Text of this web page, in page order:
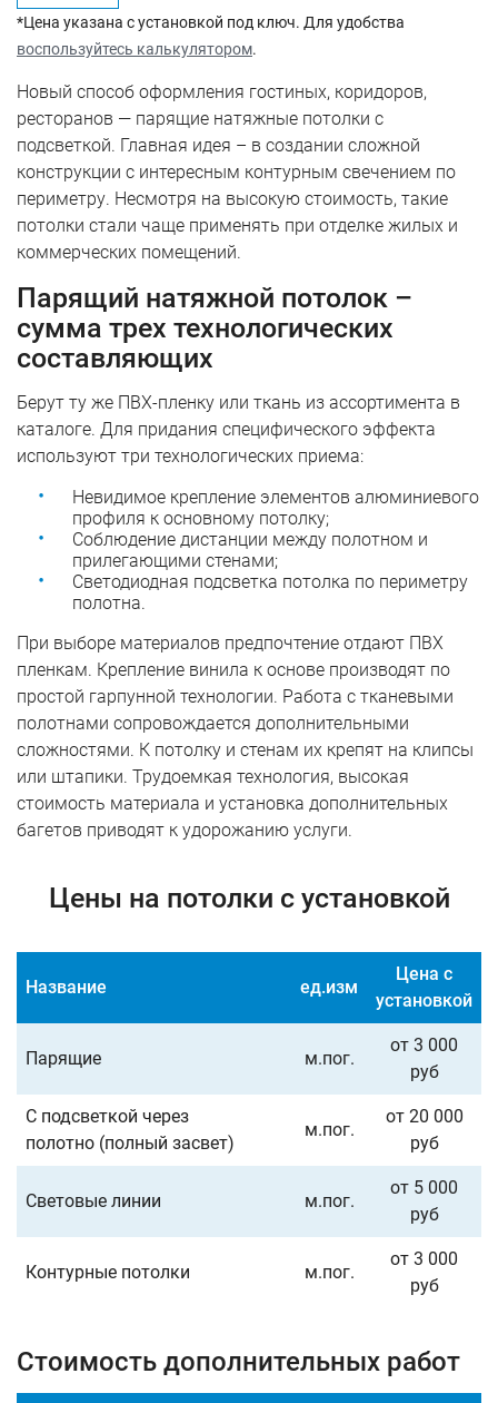
*Цена указана c установкой под ключ. Для удобства
воспользуйтесь калькулятором.
Новый способ оформления гостиных, коридоров,
ресторанов — парящие натяжные потолки с
подсветкой. Главная идея – в создании сложной
конструкции с интересным контурным свечением по
периметру. Несмотря на высокую стоимость, такие
потолки стали чаще применять при отделке жилых и
коммерческих помещений.
Парящий натяжной потолок –
сумма трех технологических
составляющих
Берут ту же ПВХ-пленку или ткань из ассортимента в
каталоге. Для придания специфического эффекта
используют три технологических приема:
Невидимое крепление элементов алюминиевого
профиля к основному потолку;
Соблюдение дистанции между полотном и
прилегающими стенами;
Светодиодная подсветка потолка по периметру
полотна.
При выборе материалов предпочтение отдают ПВХ
пленкам. Крепление винила к основе производят по
простой гарпунной технологии. Работа с тканевыми
полотнами сопровождается дополнительными
сложностями. К потолку и стенам их крепят на клипсы
или штапики. Трудоемкая технология, высокая
стоимость материала и установка дополнительных
багетов приводят к удорожанию услуги.
Цены на потолки с установкой
Название ед.изм
Цена с
установкой
Парящие м.пог.
от 3 000
руб
С подсветкой через
полотно (полный засвет)
м.пог.
от 20 000
руб
Световые линии м.пог.
от 5 000
руб
Контурные потолки м.пог.
от 3 000
руб
Стоимость дополнительных работ